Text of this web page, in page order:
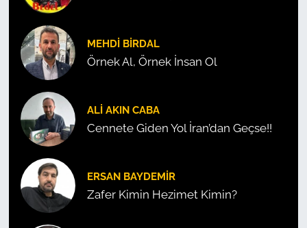
MEHDI BIRDAL
Örnek Al, Örnek İnsan Ol
ALI AKIN CABA
Cennete Giden Yol İran’dan Geçse!!
ERSAN BAYDEMIR
Zafer Kimin Hezimet Kimin?